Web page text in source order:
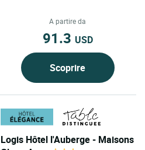
A partire da
91.3 USD
Scoprire
Logis Hôtel l'Auberge - Maisons